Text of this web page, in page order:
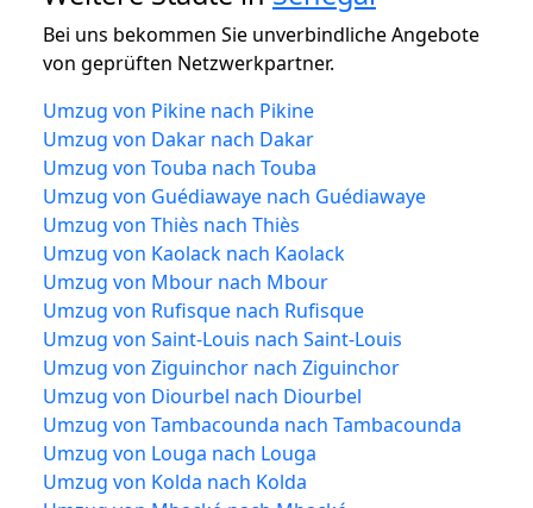
Bei uns bekommen Sie unverbindliche Angebote
von geprüften Netzwerkpartner.
Umzug von Pikine nach Pikine
Umzug von Dakar nach Dakar
Umzug von Touba nach Touba
Umzug von Guédiawaye nach Guédiawaye
Umzug von Thiès nach Thiès
Umzug von Kaolack nach Kaolack
Umzug von Mbour nach Mbour
Umzug von Rufisque nach Rufisque
Umzug von Saint-Louis nach Saint-Louis
Umzug von Ziguinchor nach Ziguinchor
Umzug von Diourbel nach Diourbel
Umzug von Tambacounda nach Tambacounda
Umzug von Louga nach Louga
Umzug von Kolda nach Kolda